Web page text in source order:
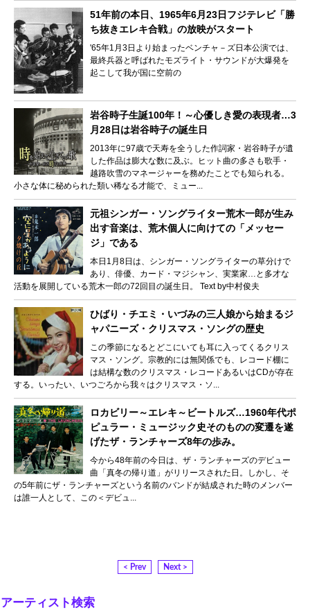
51年前の本日、1965年6月23日フジテレビ「勝
ち抜きエレキ合戦」の放映がスタート
'65年1月3日より始まったベンチャ－ズ日本公演では、
最終兵器と呼ばれたモズライト・サウンドが大爆発を
起こして我が国に空前の
岩谷時子生誕100年！～心優しき愛の表現者…3
月28日は岩谷時子の誕生日
2013年に97歳で天寿を全うした作詞家・岩谷時子が遺
した作品は膨大な数に及ぶ。ヒット曲の多さも歌手・
越路吹雪のマネージャーを務めたことでも知られる。
小さな体に秘められた類い稀なる才能で、ミュー...
元祖シンガー・ソングライター荒木一郎が生み
出す音楽は、荒木個人に向けての「メッセー
ジ」である
本日1月8日は、シンガー・ソングライターの草分けで
あり、俳優、カード・マジシャン、実業家…と多才な
活動を展開している荒木一郎の72回目の誕生日。 Text by中村俊夫
ひばり・チエミ・いづみの三人娘から始まるジ
ャパニーズ・クリスマス・ソングの歴史
この季節になるとどこにいても耳に入ってくるクリス
マス・ソング。宗教的には無関係でも、レコード棚に
は結構な数のクリスマス・レコードあるいはCDが存在
する。いったい、いつごろから我々はクリスマス・ソ...
ロカビリー～エレキ～ビートルズ…1960年代ポ
ピュラー・ミュージック史そのものの変遷を遂
げたザ・ランチャーズ8年の歩み。
今から48年前の今日は、ザ・ランチャーズのデビュー
曲「真冬の帰り道」がリリースされた日。しかし、そ
の5年前にザ・ランチャーズという名前のバンドが結成された時のメンバー
は誰一人として、この＜デビュ...
< Prev Next >
アーティスト検索